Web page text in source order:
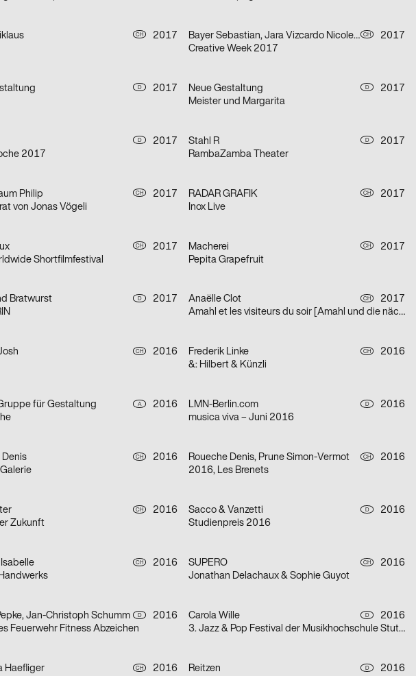
CH
2017
Bayer Sebastian, Jara Vizcardo Nicole, Despotovic Filip, Meier Aline, Arjun Gilgen CH
2017
Creative Week 2017
D
2017
Neue Gestaltung D
2017
Meister und Margarita
D
2017
2017
Stahl R D
2017
RambaZamba Theater
Philip CH
2017
von Jonas Vögeli
RADAR GRAFIK CH
2017
Inox Live
CH
2017
Shortfilmfestival
Macherei CH
2017
Pepita Grapefruit
Bratwurst D
2017
Anaëlle Clot CH
2017
Amahl et les visiteurs du soir [Amahl und die nächtlichen Besucher]
CH
2016
Frederik Linke CH
2016
&: Hilbert & Künzli
für Gestaltung A
2016
LMN-Berlin.com D
2016
musica viva – Juni 2016
Denis CH
2016
Roueche Denis, Prune Simon-Vermot CH
2016
2016, Les Brenets
CH
2016
Zukunft
Sacco & Vanzetti D
2016
Studienpreis 2016
CH
2016
SUPERO CH
2016
Jonathan Delachaux & Sophie Guyot
Jan-Christoph Schumm D
2016
Feuerwehr Fitness Abzeichen
Carola Wille D
2016
3. Jazz & Pop Festival der Musikhochschule Stuttgart
Haefliger CH
2016
Reitzen D
2016